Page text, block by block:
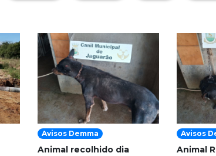
Avisos Demma
Animal recolhido dia
Avisos
Animal